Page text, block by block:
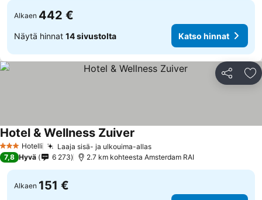
Alkaen 442 €
Näytä hinnat 14 sivustolta Katso hinnat
Jaa
3 Tähtiluokitus
Hotelli Laaja sisä- ja ulkouima-allas
Hotel & Wellness Zuiver
7,8 Hyvä 6 273 2.7 km kohteesta Amsterdam RAI
Alkaen 151 €